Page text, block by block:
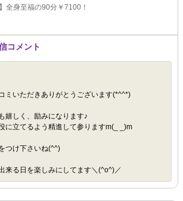
全身至福の90分￥7100！
コメント
ミいただきありがとうございます(*^^*)
嬉しく、励みになります♪
に立てるよう精進して参りますm(_ _)m
つけ下さいね(^^)
来る日を楽しみにしてます＼(^o^)／